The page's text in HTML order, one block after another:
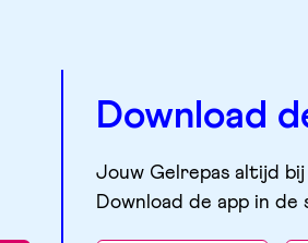
Download
Jouw Gelrepas altijd bij
Download de app in de